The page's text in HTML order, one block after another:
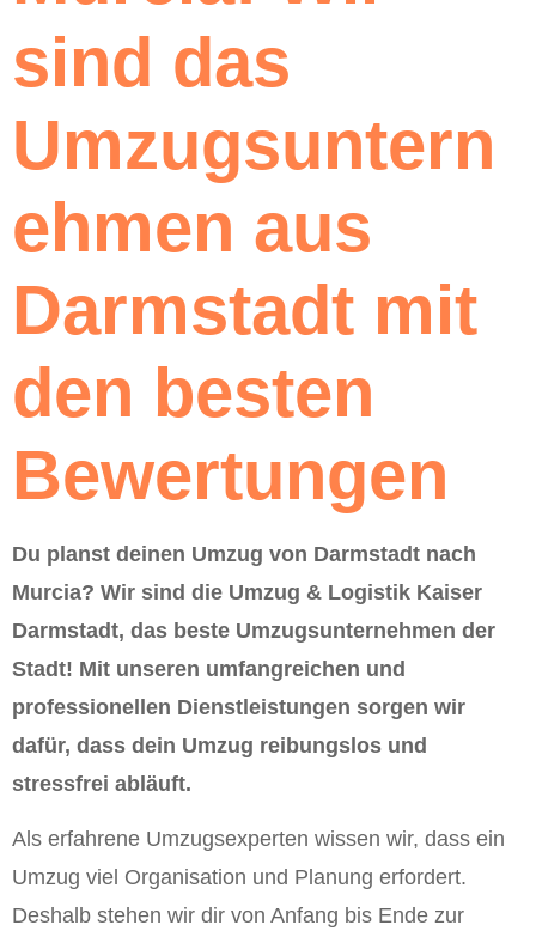
sind das
Umzugsuntern
ehmen aus
Darmstadt mit
den besten
Bewertungen
Du planst deinen Umzug von Darmstadt nach
Murcia? Wir sind die Umzug & Logistik Kaiser
Darmstadt, das beste Umzugsunternehmen der
Stadt! Mit unseren umfangreichen und
professionellen Dienstleistungen sorgen wir
dafür, dass dein Umzug reibungslos und
stressfrei abläuft.
Als erfahrene Umzugsexperten wissen wir, dass ein
Umzug viel Organisation und Planung erfordert.
Deshalb stehen wir dir von Anfang bis Ende zur